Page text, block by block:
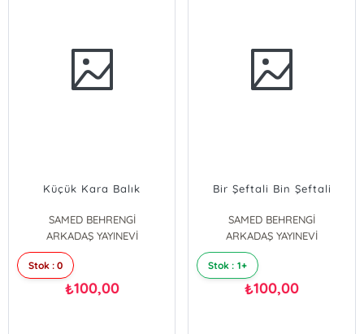
Küçük Kara Balık
SAMED BEHRENGİ
ARKADAŞ YAYINEVİ
Stok : 0
₺100,00
Bir Şeftali Bin Şeftali
SAMED BEHRENGİ
ARKADAŞ YAYINEVİ
Stok : 1+
₺100,00